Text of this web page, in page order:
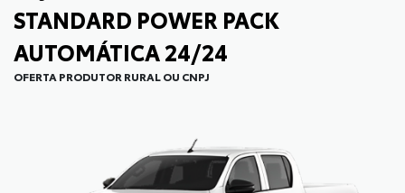
STANDARD POWER PACK
AUTOMÁTICA 24/24
OFERTA PRODUTOR RURAL OU CNPJ